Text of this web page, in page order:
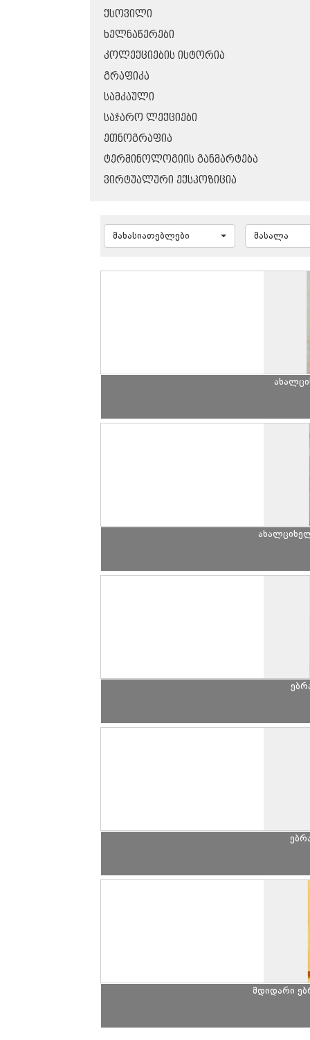
ᲥᲡᲝᲕᲘᲚᲘ
ᲮᲔᲚᲜᲐᲬᲔᲠᲔᲑᲘ
ᲙᲝᲚᲔᲥᲪᲘᲔᲑᲘᲡ ᲘᲡᲢᲝᲠᲘᲐ
ᲒᲠᲐᲤᲘᲙᲐ
ᲡᲐᲛᲙᲐᲣᲚᲘ
ᲡᲐᲯᲐᲠᲝ ᲚᲔᲥᲪᲘᲔᲑᲘ
ᲔᲗᲜᲝᲒᲠᲐᲤᲘᲐ
ᲢᲔᲠᲛᲘᲜᲝᲚᲝᲒᲘᲘᲡ ᲒᲐᲜᲛᲐᲠᲢᲔᲑᲐ
ᲕᲘᲠᲢᲣᲐᲚᲣᲠᲘ ᲔᲥᲡᲞᲝᲖᲘᲪᲘᲐ
მახასიათებლები მასალა
მდიდარი